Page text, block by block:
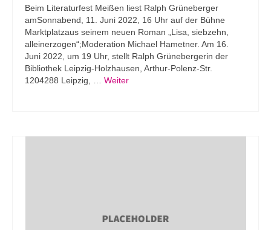
Beim Literaturfest Meißen liest Ralph Grüneberger
amSonnabend, 11. Juni 2022, 16 Uhr auf der Bühne
Marktplatzaus seinem neuen Roman „Lisa, siebzehn,
alleinerzogen“;Moderation Michael Hametner. Am 16.
Juni 2022, um 19 Uhr, stellt Ralph Grünebergerin der
Bibliothek Leipzig-Holzhausen, Arthur-Polenz-Str.
1204288 Leipzig, … Weiter